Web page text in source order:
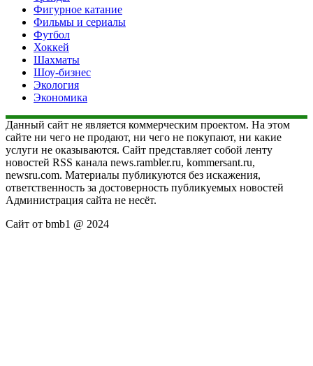
Фигурное катание
Фильмы и сериалы
Футбол
Хоккей
Шахматы
Шоу-бизнес
Экология
Экономика
Данный сайт не является коммерческим проектом. На этом
сайте ни чего не продают, ни чего не покупают, ни какие
услуги не оказываются. Сайт представляет собой ленту
новостей RSS канала news.rambler.ru, kommersant.ru,
newsru.com. Материалы публикуются без искажения,
ответственность за достоверность публикуемых новостей
Администрация сайта не несёт.
Сайт от bmb1 @ 2024